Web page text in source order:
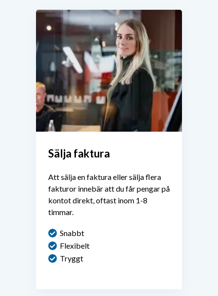
Sälja faktura
Att sälja en faktura eller sälja flera
fakturor innebär att du får pengar på
kontot direkt, oftast inom 1-8
timmar.
Snabbt
Flexibelt
Tryggt